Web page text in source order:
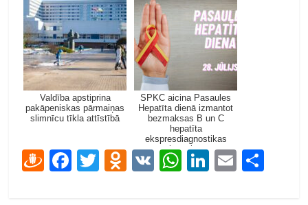
Valdība apstiprina
pakāpeniskas pārmaiņas
slimnīcu tīkla attīstībā
SPKC aicina Pasaules
Hepatīta dienā izmantot
bezmaksas B un C
hepatīta
ekspresdiagnostikas
iespējas
D F T O V W Li E